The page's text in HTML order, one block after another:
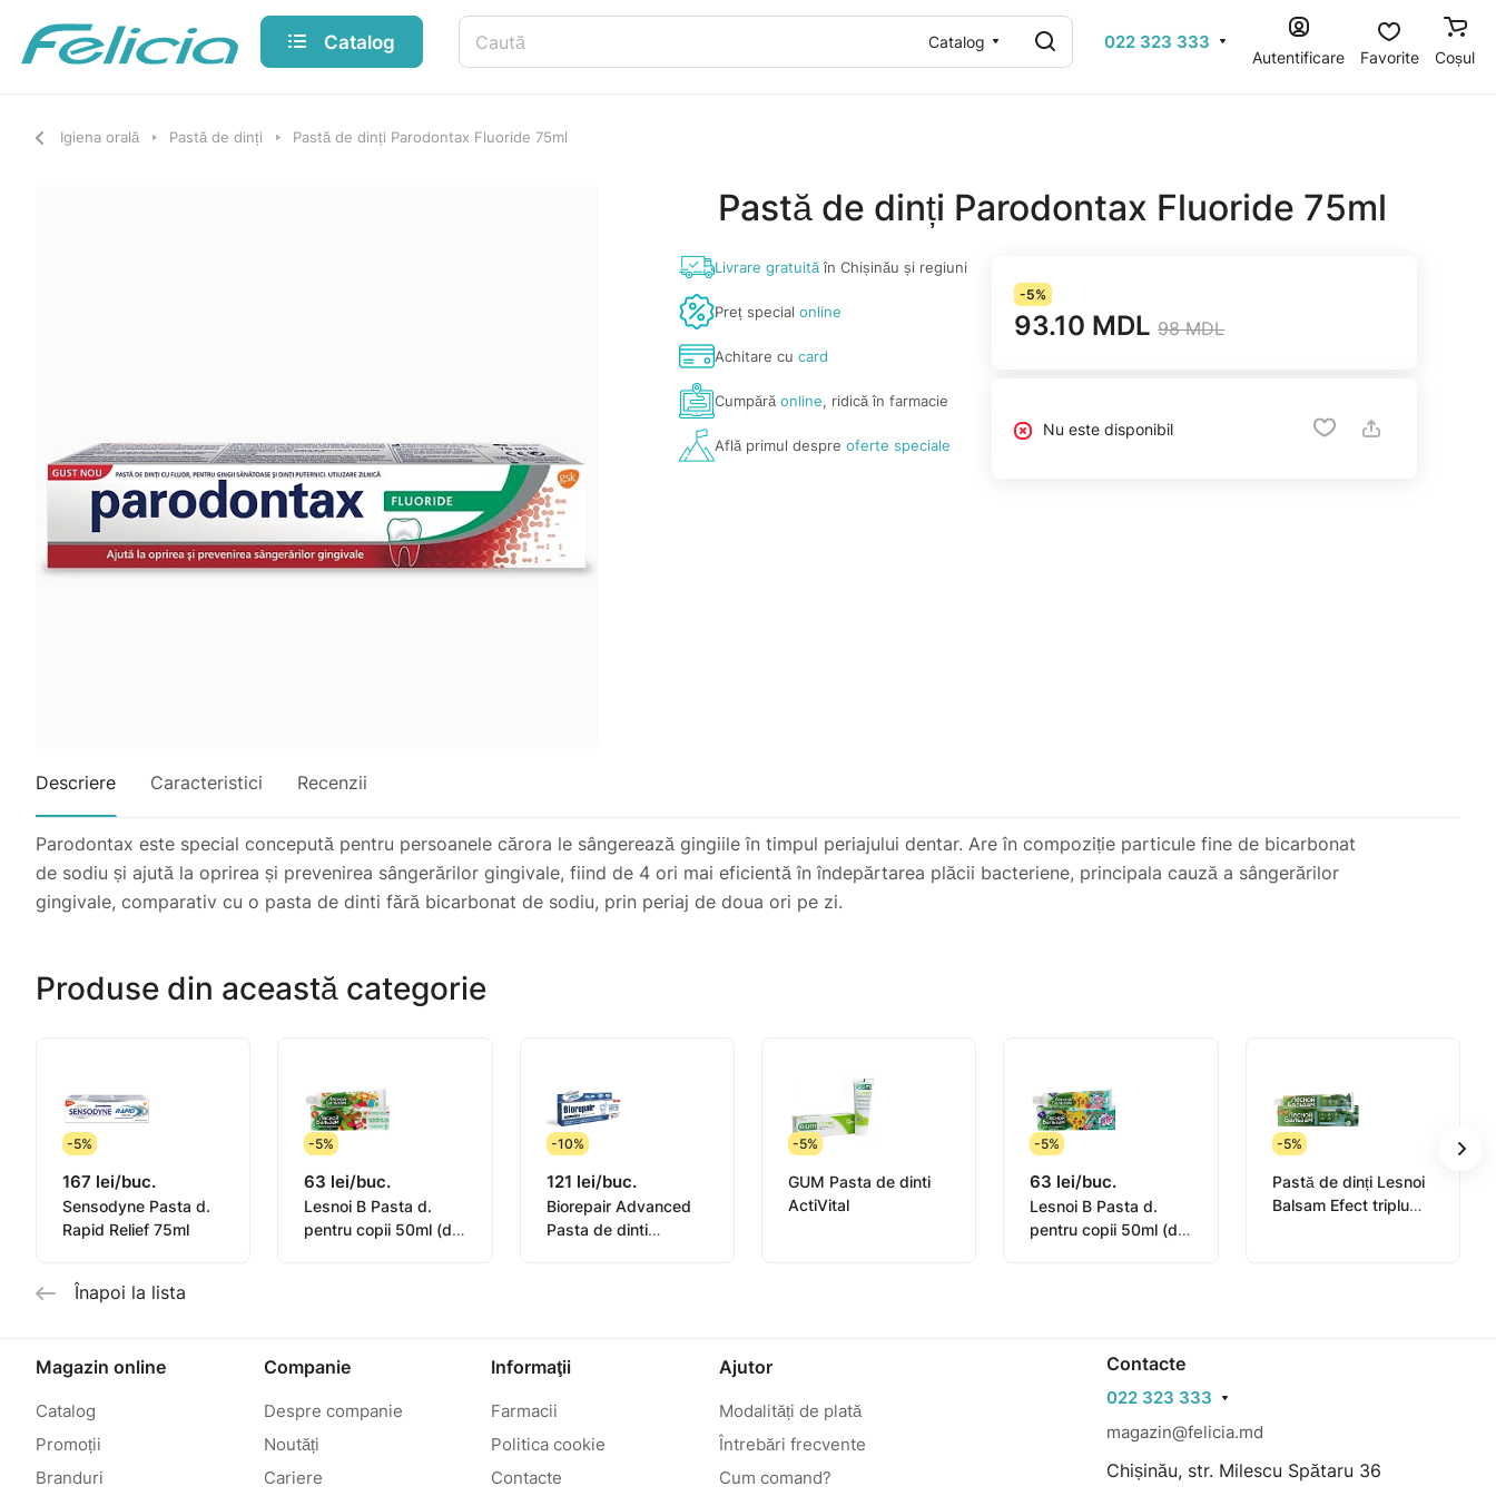
Catalog Catalog 022 323 333
Autentificare Favorite Coșul
Igiena orală Pastă de dinți Pastă de dinți Parodontax Fluoride 75ml
Pastă de dinți Parodontax Fluoride 75ml
Livrare gratuităîn Chișinău și regiuni
Preț specialonline
Achitare cucard
Cumpărăonline, ridică în farmacie
Află primul despreoferte speciale
-5%
93.10 MDL 98 MDL
Nu este disponibil
Descriere Caracteristici Recenzii
Parodontax este special concepută pentru persoanele cărora le sângerează gingiile în timpul periajului dentar. Are în compoziție particule fine de bicarbonat
de sodiu și ajută la oprirea și prevenirea sângerărilor gingivale, fiind de 4 ori mai eficientă în îndepărtarea plăcii bacteriene, principala cauză a sângerărilor
gingivale, comparativ cu o pasta de dinti fără bicarbonat de sodiu, prin periaj de doua ori pe zi.
Produse din această categorie
-5%
167 lei/buc.
Sensodyne Pasta d.
Rapid Relief 75ml
-5%
63 lei/buc.
Lesnoi B Pasta d.
pentru copii 50ml (de
-10%
121 lei/buc.
Biorepair Advanced
Pasta de dinti
-5%
GUM Pasta de dinti
ActiVital
-5%
63 lei/buc.
Lesnoi B Pasta d.
pentru copii 50ml (de
-5%
Pastă de dinți Lesnoi
Balsam Efect triplu
Înapoi la lista
Magazin online
Catalog
Promoții
Branduri
Companie
Despre companie
Noutăți
Cariere
Informaţii
Farmacii
Politica cookie
Contacte
Ajutor
Modalități de plată
Întrebări frecvente
Cum comand?
Contacte
022 323 333
magazin@felicia.md
Chișinău, str. Milescu Spătaru 36